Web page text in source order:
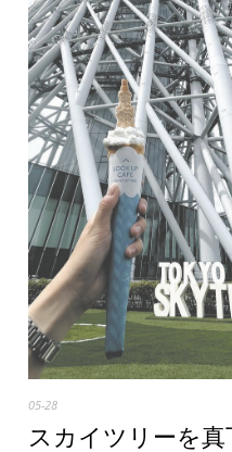
05-28
スカイツリーを